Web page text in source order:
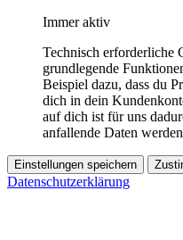
Immer aktiv
Technisch erforderliche
grundlegende
Beispiel dazu, dass du
dich in dein
auf dich ist für uns
anfallende Daten
Einstellungen speichern
Datenschutzerklärung